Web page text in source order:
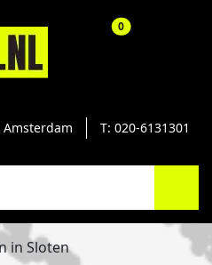
Amsterdam T: 020-6131301
0aantal
in Sloten